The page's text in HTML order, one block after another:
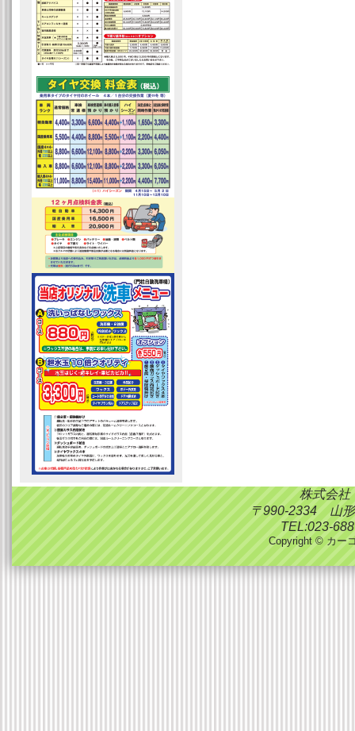
株式会
〒990-2334 山形
TEL:023-
Copyright © カー